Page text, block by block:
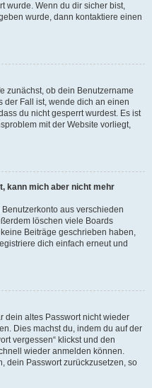
wurde. Wenn du dir sicher bist,
wurde, dann kontaktiere einen
zunächst, ob dein Benutzername
der Fall ist, wende dich an einen
du nicht gesperrt wurdest. Es ist
mit der Website vorliegt,
kann mich aber nicht mehr
aus verschieden
löschen viele Boards
Beiträge geschrieben haben,
dich einfach erneut und
dein altes Passwort nicht wieder
Dies machst du, indem du auf der
vergessen“ klickst und den
wieder anmelden können.
dein Passwort zurückzusetzen, so